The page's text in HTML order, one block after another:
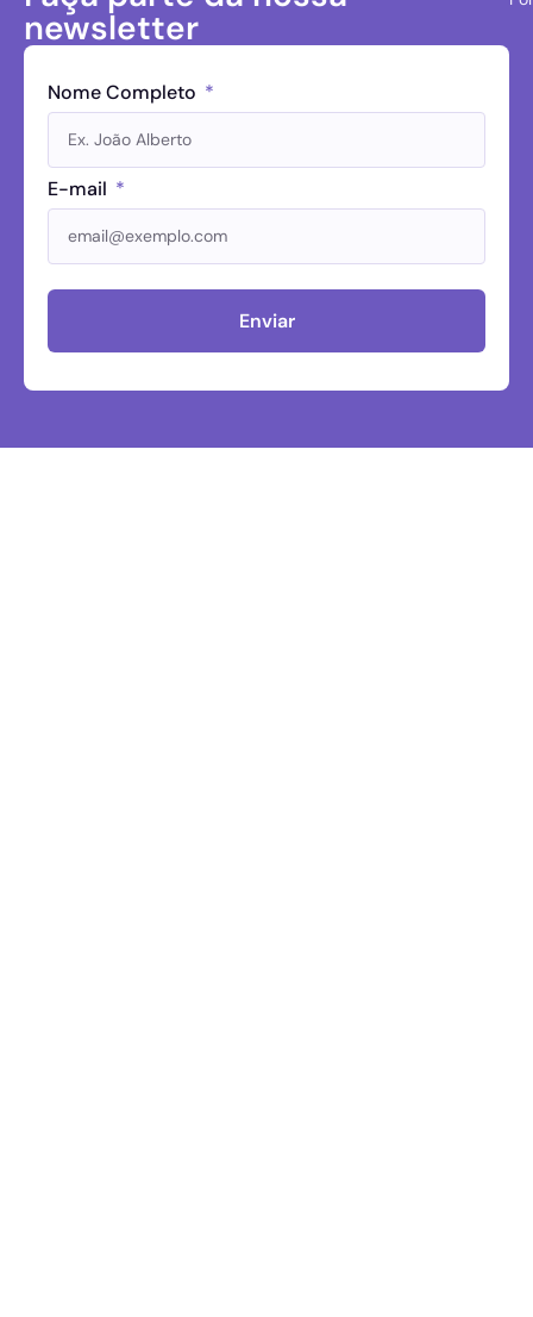
newsletter
Nome Completo
E-mail
Enviar